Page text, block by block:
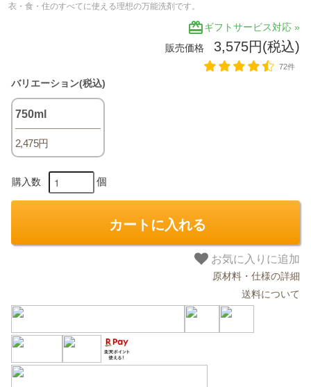
衣・食・住のすべてに使える理想の万能洗剤です。
redeemギフトサービス対応 »
販売価格 3,575円(税込)
72件
バリエーション(税込)
750ml
2,475円
購入数 個
カートに入れる
お気に入りに追加
原材料・仕様の詳細
送料について